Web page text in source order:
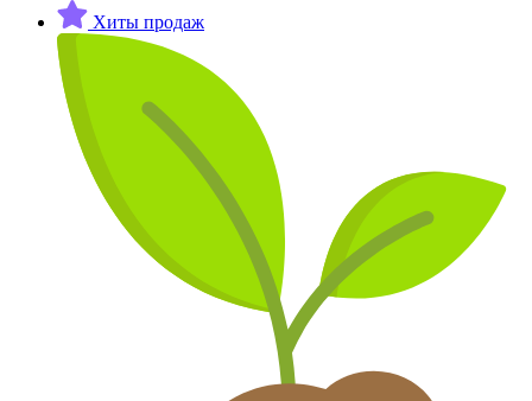
Хиты продаж